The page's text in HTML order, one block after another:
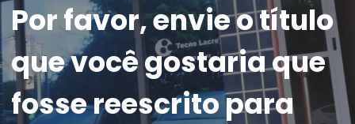
Por favor, envie o título
que você gostaria que
fosse reescrito para